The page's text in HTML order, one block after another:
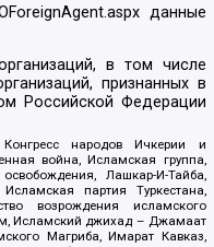
данные
в том числе
признанных в
Российской Федерации
народов Ичкерии и
война, Исламская группа,
Лашкар-И-Тайба,
партия Туркестана,
возрождения исламского
Исламский джихад – Джамаат
Магриба, Имарат Кавказ,